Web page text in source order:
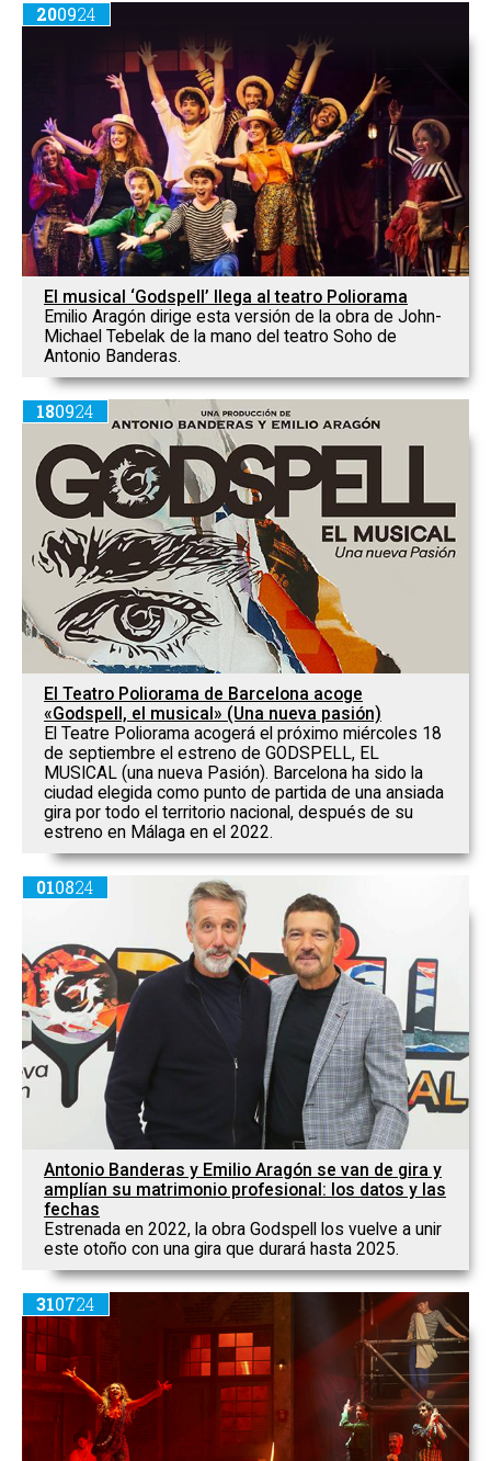
200924
El musical ‘Godspell’ llega al teatro Poliorama
Emilio Aragón dirige esta versión de la obra de John-
Michael Tebelak de la mano del teatro Soho de
Antonio Banderas.
180924
El Teatro Poliorama de Barcelona acoge
«Godspell, el musical» (Una nueva pasión)
El Teatre Poliorama acogerá el próximo miércoles 18
de septiembre el estreno de GODSPELL, EL
MUSICAL (una nueva Pasión). Barcelona ha sido la
ciudad elegida como punto de partida de una ansiada
gira por todo el territorio nacional, después de su
estreno en Málaga en el 2022.
010824
Antonio Banderas y Emilio Aragón se van de gira y
amplían su matrimonio profesional: los datos y las
fechas
Estrenada en 2022, la obra Godspell los vuelve a unir
este otoño con una gira que durará hasta 2025.
310724